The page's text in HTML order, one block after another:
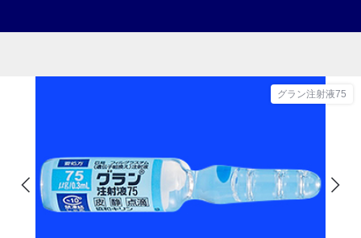
グラン注射液75